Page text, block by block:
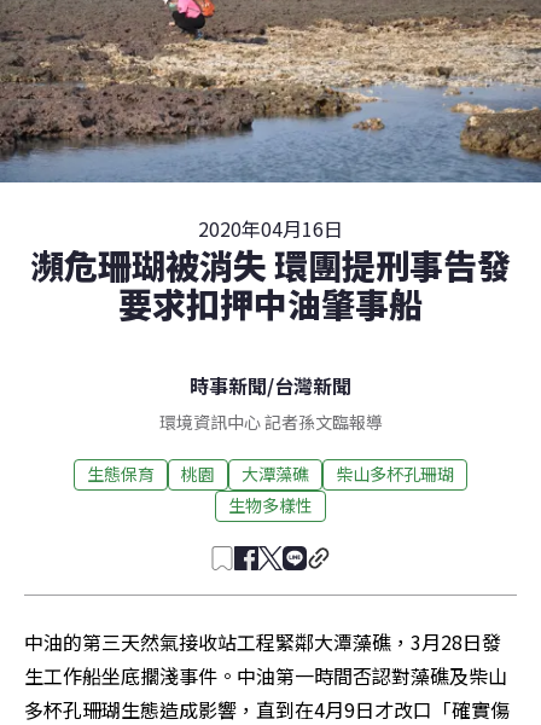
2020年04月16日
瀕危珊瑚被消失 環團提刑事告發
要求扣押中油肇事船
時事新聞/台灣新聞
環境資訊中心 記者孫文臨報導
生態保育 桃園 大潭藻礁
柴山多杯孔珊瑚
生物多樣性
中油的第三天然氣接收站工程緊鄰大潭藻礁，3月28日發
生工作船坐底擱淺事件。中油第一時間否認對藻礁及柴山
多杯孔珊瑚生態造成影響，直到在4月9日才改口「確實傷